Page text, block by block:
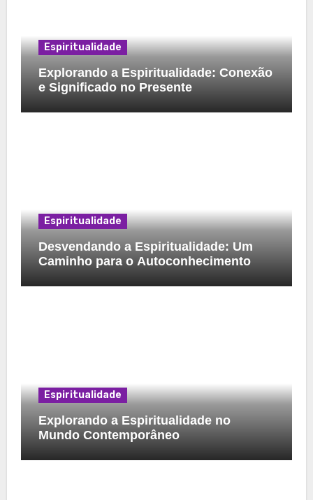
Espiritualidade
Explorando a Espiritualidade: Conexão
e Significado no Presente
Espiritualidade
Desvendando a Espiritualidade: Um
Caminho para o Autoconhecimento
Espiritualidade
Explorando a Espiritualidade no
Mundo Contemporâneo